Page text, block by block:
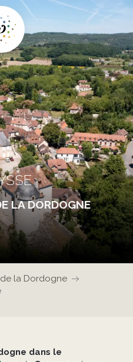
LA DORDOGNE
la Dordogne
dans le